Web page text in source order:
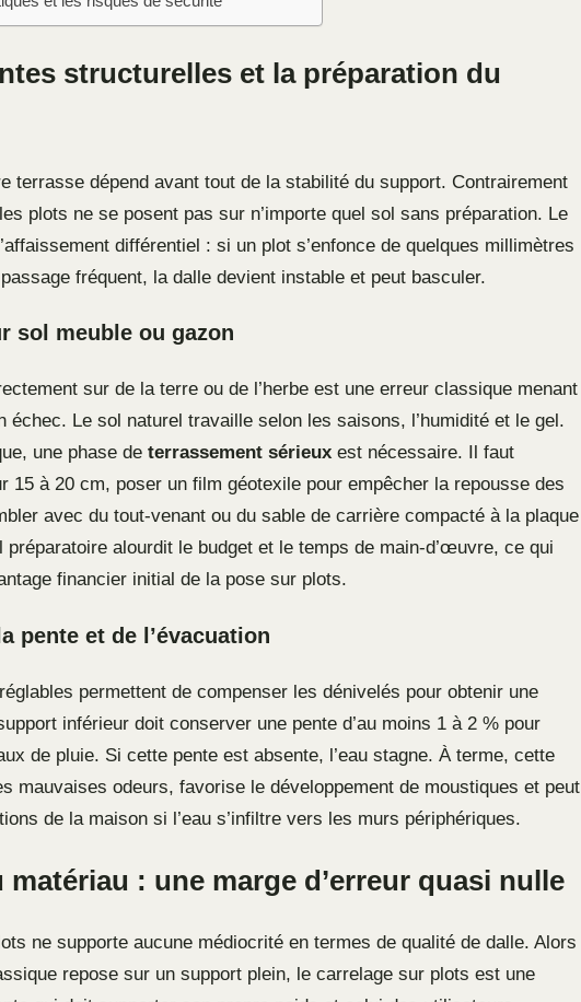
structurelles et la préparation du
terrasse dépend avant tout de la stabilité du support. Contrairement
plots ne se posent pas sur n’importe quel sol sans préparation. Le
différentiel : si un plot s’enfonce de quelques millimètres
fréquent, la dalle devient instable et peut basculer.
sol meuble ou gazon
sur de la terre ou de l’herbe est une erreur classique menant
échec. Le sol naturel travaille selon les saisons, l’humidité et le gel.
une phase de terrassement sérieux est nécessaire. Il faut
15 à 20 cm, poser un film géotexile pour empêcher la repousse des
avec du tout-venant ou du sable de carrière compacté à la plaque
préparatoire alourdit le budget et le temps de main-d’œuvre, ce qui
financier initial de la pose sur plots.
pente et de l’évacuation
permettent de compenser les dénivelés pour obtenir une
inférieur doit conserver une pente d’au moins 1 à 2 % pour
de pluie. Si cette pente est absente, l’eau stagne. À terme, cette
mauvaises odeurs, favorise le développement de moustiques et peut
de la maison si l’eau s’infiltre vers les murs périphériques.
matériau : une marge d’erreur quasi nulle
ne supporte aucune médiocrité en termes de qualité de dalle. Alors
repose sur un support plein, le carrelage sur plots est une